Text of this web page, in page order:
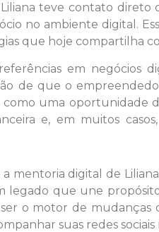
teve contato direto
no ambiente digital.
que hoje compartilha
em negócios
de que o
uma oportunidade
e, em muitos
a mentoria digital de
legado que une
o motor de mudanças
suas redes